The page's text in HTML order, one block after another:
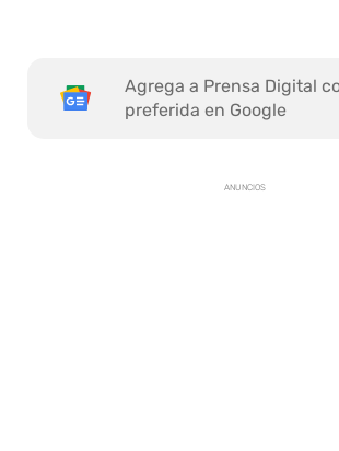
Agrega a Prensa Digital
preferida en Google
ANUNCIOS